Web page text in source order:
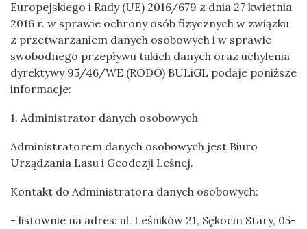
Europejskiego i Rady (UE) 2016/679 z dnia 27 kwietnia
2016 r. w sprawie ochrony osób fizycznych w związku
z przetwarzaniem danych osobowych i w sprawie
swobodnego przepływu takich danych oraz uchylenia
dyrektywy 95/46/WE (RODO) BULiGL podaje poniższe
informacje:
1. Administrator danych osobowych
Administratorem danych osobowych jest Biuro
Urządzania Lasu i Geodezji Leśnej.
Kontakt do Administratora danych osobowych:
- listownie na adres: ul. Leśników 21, Sękocin Stary, 05-